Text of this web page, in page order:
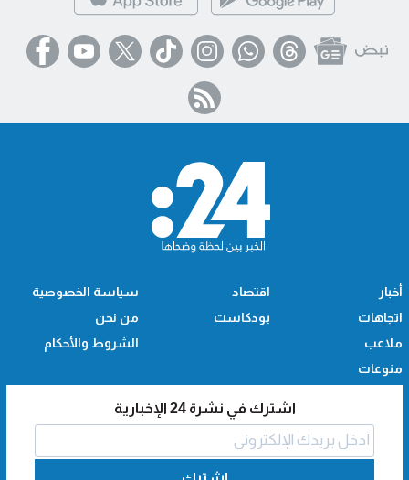
أخبار
اتجاهات
ملاعب
منوعات
اقتصاد
بودكاست
سياسة الخصوصية
من نحن
الشروط والأحكام
اشترك في نشرة 24 الإخبارية